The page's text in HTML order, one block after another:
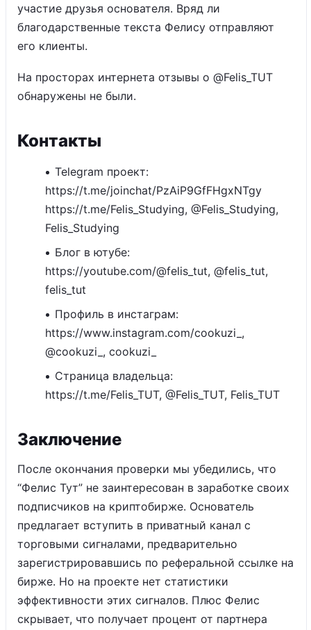
участие друзья основателя. Вряд ли
благодарственные текста Фелису отправляют
его клиенты.
На просторах интернета отзывы о @Felis_TUT
обнаружены не были.
Контакты
Telegram проект:
https://t.me/joinchat/PzAiP9GfFHgxNTgy
https://t.me/Felis_Studying, @Felis_Studying,
Felis_Studying
Блог в ютубе:
https://youtube.com/@felis_tut, @felis_tut,
felis_tut
Профиль в инстаграм:
https://www.instagram.com/cookuzi_,
@cookuzi_, cookuzi_
Страница владельца:
https://t.me/Felis_TUT, @Felis_TUT, Felis_TUT
Заключение
После окончания проверки мы убедились, что
“Фелис Тут” не заинтересован в заработке своих
подписчиков на криптобирже. Основатель
предлагает вступить в приватный канал с
торговыми сигналами, предварительно
зарегистрировавшись по реферальной ссылке на
бирже. Но на проекте нет статистики
эффективности этих сигналов. Плюс Фелис
скрывает, что получает процент от партнера